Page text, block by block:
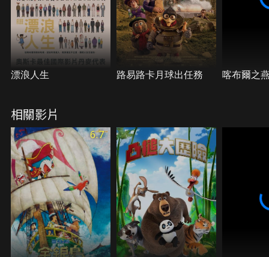
漂浪人生 路易路卡月球出任務 喀布爾之
相關影片
6.7